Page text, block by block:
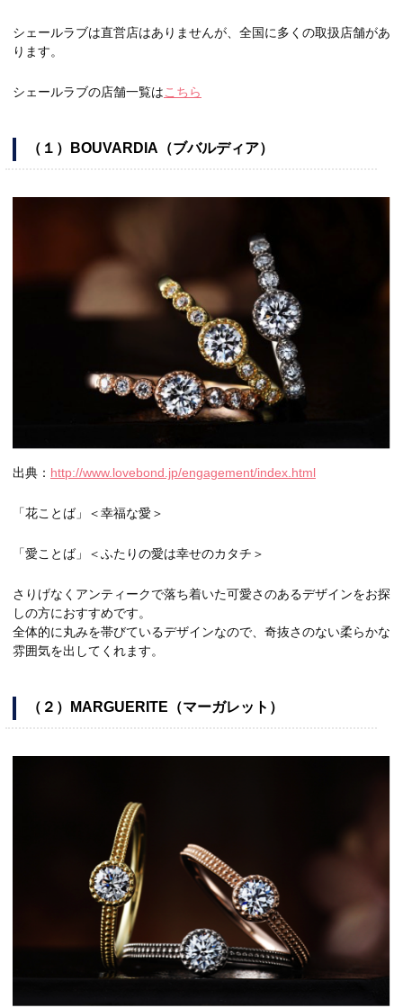
シェールラブは直営店はありませんが、全国に多くの取扱店舗があ
ります。
シェールラブの店舗一覧はこちら
（１）BOUVARDIA（ブバルディア）
出典： http://www.lovebond.jp/engagement/index.html
「花ことば」＜幸福な愛＞
「愛ことば」＜ふたりの愛は幸せのカタチ＞
さりげなくアンティークで落ち着いた可愛さのあるデザインをお探
しの方におすすめです。
全体的に丸みを帯びているデザインなので、奇抜さのない柔らかな
雰囲気を出してくれます。
（２）MARGUERITE（マーガレット）